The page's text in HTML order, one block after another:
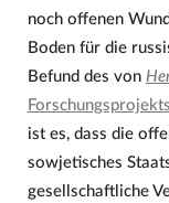
noch offenen
Boden für die
Befund des von
Forschungsprojekts
ist es, dass die
sowjetisches
gesellschaftliche